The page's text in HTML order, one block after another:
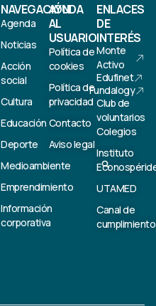
NAVEGACIÓN
Agenda
Noticias
Acción
social
Cultura
Educación
Deporte
Medioambiente
Emprendimiento
Información
corporativa
AYUDA
AL
USUARIO
Política de
cookies
Política de
privacidad
Contacto
Aviso legal
ENLACES
DE
INTERÉS
Monte
Activo
Edufinet
Fundalogy
Club de
voluntarios
Colegios
Instituto
UTAMED
Canal de
cumplimiento